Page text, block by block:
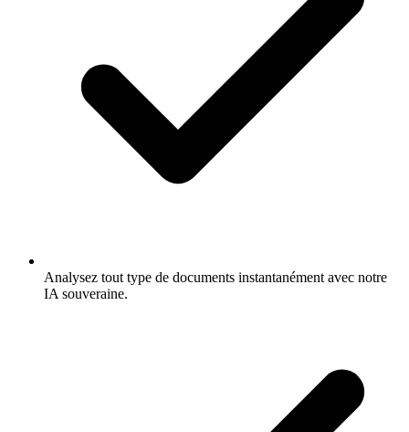
Analysez tout type de documents instantanément avec notre
IA souveraine.